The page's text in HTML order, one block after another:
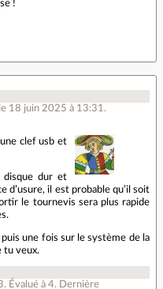
!
le 18 juin 2025 à 13:31 .
clef usb et
disque dur et
d’usure, il est probable qu’il soit
le tournevis sera plus rapide
une fois sur le système de la
tu veux.
. Évalué à4. Dernière